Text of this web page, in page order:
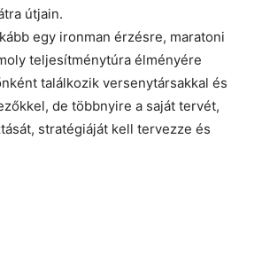
útjain.
egy ironman érzésre, maratoni
teljesítménytúra élményére
találkozik versenytársakkal és
de többnyire a saját tervét,
stratégiáját kell tervezze és